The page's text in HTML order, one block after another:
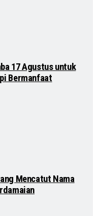
17 Agustus untuk
Bermanfaat
Mencatut Nama